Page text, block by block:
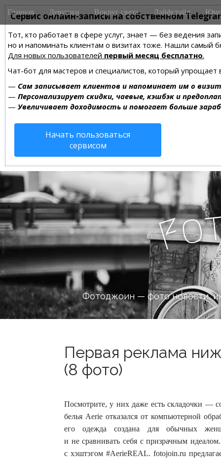
Сервис онлайн-записи на собственном
Тот, кто работает в сфере услуг, знает — без ведения
но и напоминать клиентам о визитах тоже. Нашли самый
Для новых пользователей первый месяц бесплатно.
Чат-бот для мастеров и специалистов, который упрощает
— Сам записывает клиентов и напоминает им о
— Персонализирует скидки, чаевые, кэшбэк и
— Увеличивает доходимость и помогает больше
Начать пользоваться
сервисом
M
a
n
m
e
n
u
i
Главная Девушки Вокруг света Лайфстайл
Fo
Фотоджоин — фото новости,
Первая реклама
(8 фото)
Посмотрите, у них даже есть складочки —
белья Aerie отказался от компьютерной
его одежда создана для обычных
и не сравнивать себя с призрачным
с хэштэгом #AerieREAL. fotojoin.ru